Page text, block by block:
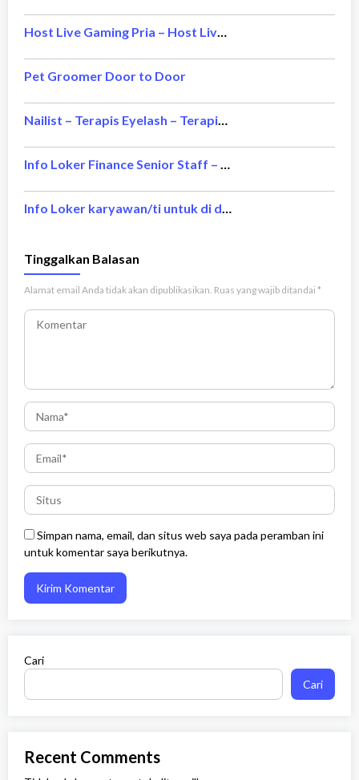
Host Live Gaming Pria – Host Live Gaming Wanita
Pet Groomer Door to Door
Nailist – Terapis Eyelash – Terapis Waxing and Threading
Info Loker Finance Senior Staff – Bintang Delapan Group
Info Loker karyawan/ti untuk di daerah jakarta – Saung Plataran Resto
Tinggalkan Balasan
Alamat email Anda tidak akan dipublikasikan. Ruas yang wajib ditandai *
Simpan nama, email, dan situs web saya pada peramban ini
untuk komentar saya berikutnya.
Cari
Cari
Recent Comments